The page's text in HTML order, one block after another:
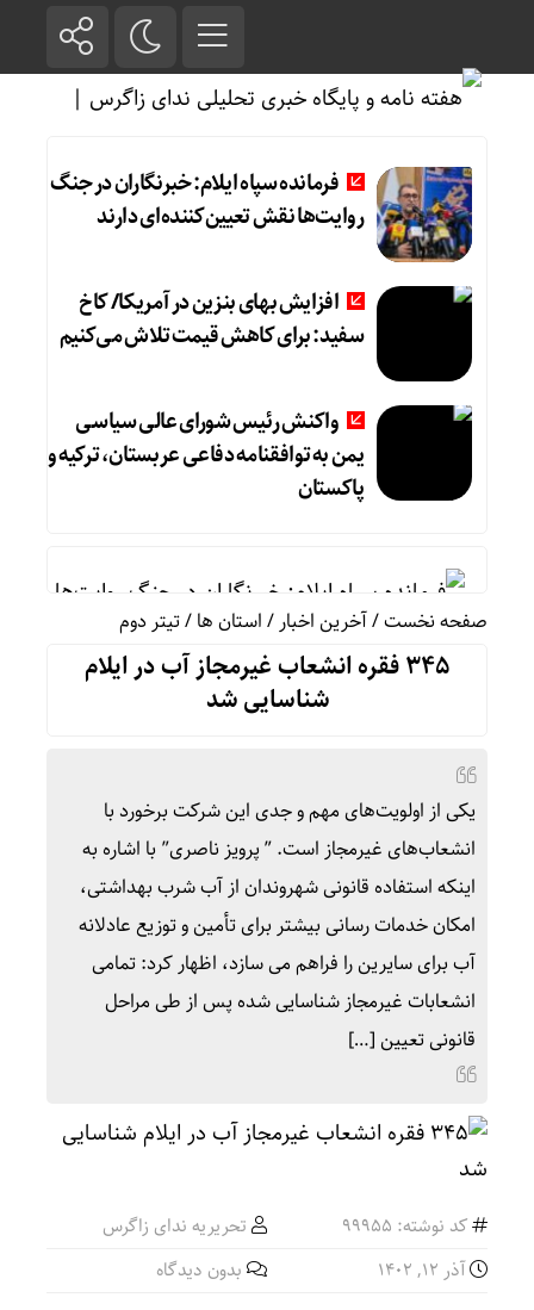
فرمانده سپاه ایلام: خبرنگاران در جنگ
روایت‌ها نقش تعیین‌کننده‌ای دارند
افزایش بهای بنزین در آمریکا/ کاخ
سفید: برای کاهش قیمت تلاش می‌کنیم
واکنش رئیس شورای عالی سیاسی
یمن به توافقنامه دفاعی عربستان، ترکیه و
پاکستان
فرمانده سپاه ایلام: خبرنگاران در جنگ روایت‌ها نقش
افزایش بهای بنزین در آمریکا/ کاخ سفید: برای
واکنش رئیس شورای عالی سیاسی یمن به توافقنامه
عملیات نصر ۲ چه تاثیری در معادلات جنگ داشت؟ *سعدالله زارعی
تنگی انگشتر و کفش در گرما؛ واکنش طبیعی بدن
بورس تهران چگونه از ریزش به رکوردشکنی تغییر
صفحه نخست/آخرین اخبار/استان ها/تیتر دوم
۳۴۵ فقره انشعاب غیرمجاز آب در ایلام
شناسایی شد
یکی از اولویت‌های مهم و جدی این شرکت برخورد با
انشعاب‌های غیرمجاز است. ” پرویز ناصری” با اشاره به
اینکه استفاده قانونی شهروندان از آب شرب بهداشتی،
امکان خدمات رسانی بیشتر برای تأمین و توزیع عادلانه
آب برای سایرین را فراهم می سازد، اظهار کرد: تمامی
انشعابات غیرمجاز شناسایی شده پس از طی مراحل
قانونی تعیین […]
کد نوشته: 99955
تحریریه ندای زاگرس
آذر ۱۲, ۱۴۰۲
بدون دیدگاه